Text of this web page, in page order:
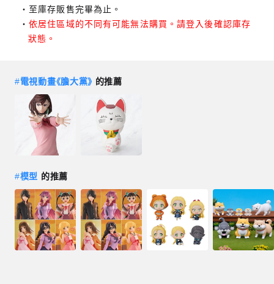
至庫存販售完畢為止。
依居住區域的不同有可能無法購買。請登入後確認庫存
狀態。
#電視動畫《膽大黨》 的推薦
#模型 的推薦